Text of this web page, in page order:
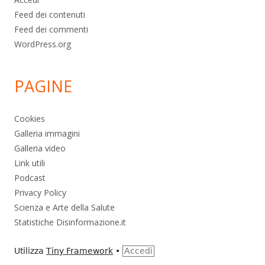
Feed dei contenuti
Feed dei commenti
WordPress.org
PAGINE
Cookies
Galleria immagini
Galleria video
Link utili
Podcast
Privacy Policy
Scienza e Arte della Salute
Statistiche Disinformazione.it
Utilizza Tiny Framework • Accedi